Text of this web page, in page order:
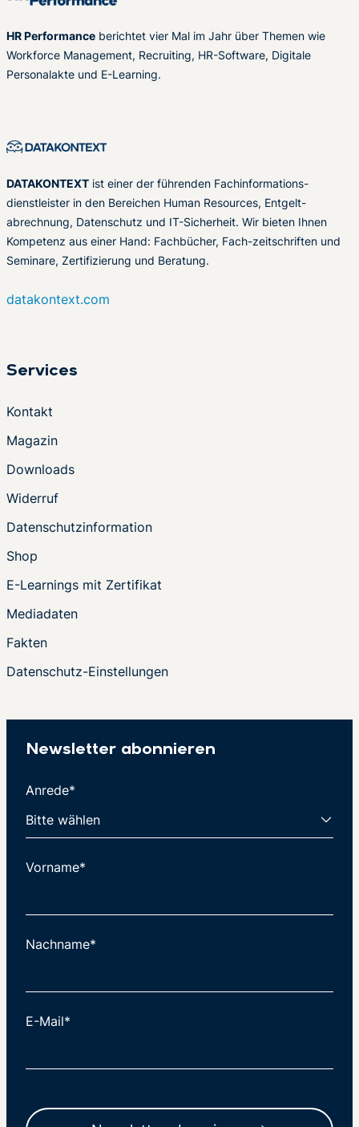
HR Performance berichtet vier Mal im Jahr über Themen wie
Workforce Management, Recruiting, HR-Software, Digitale
Personalakte und E-Learning.
DATAKONTEXT ist einer der führenden Fachinformations-
dienstleister in den Bereichen Human Resources, Entgelt-
abrechnung, Datenschutz und IT-Sicherheit. Wir bieten Ihnen
Kompetenz aus einer Hand: Fachbücher, Fach-zeitschriften und
Seminare, Zertifizierung und Beratung.
datakontext.com
Services
Kontakt
Magazin
Downloads
Widerruf
Datenschutzinformation
Shop
E-Learnings mit Zertifikat
Mediadaten
Fakten
Datenschutz-Einstellungen
Newsletter abonnieren
Anrede*
Vorname*
Nachname*
E-Mail*